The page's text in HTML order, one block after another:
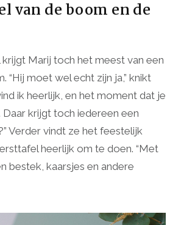
van de boom en de
Marij toch het meest van een
“Hij moet wel echt zijn ja,” knikt
ik heerlijk, en het moment dat je
Daar krijgt toch iedereen een
Verder vindt ze het feestelijk
heerlijk om te doen. “Met
bestek, kaarsjes en andere